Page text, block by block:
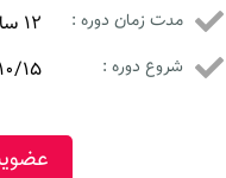
مدت زمان دوره : 12 ساعت
شروع دوره : 15